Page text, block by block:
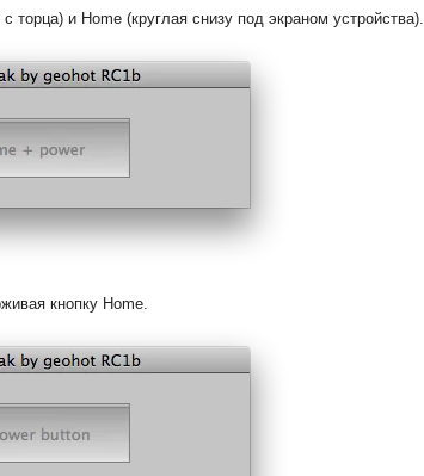
торца) и Home (круглая снизу под экраном устройства).
кнопку Home.